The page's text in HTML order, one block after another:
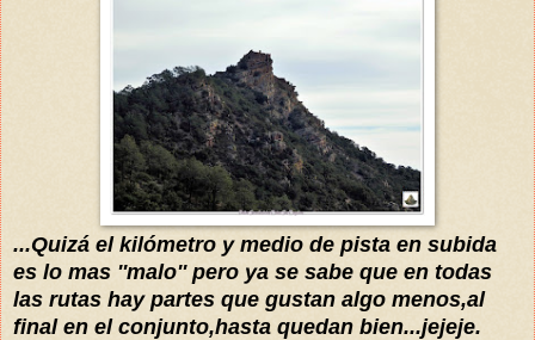
...Quizá el kilómetro y medio de pista en subida
es lo mas ''malo'' pero ya se sabe que en todas
las rutas hay partes que gustan algo menos,al
final en el conjunto,hasta quedan bien...jejeje.